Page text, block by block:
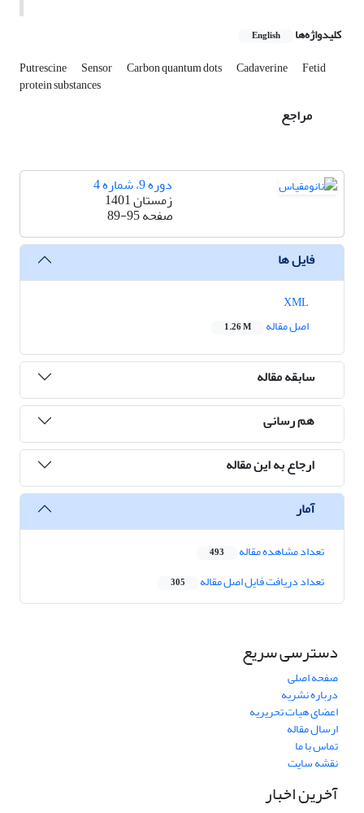
کلیدواژه‌ها English
Putrescine Sensor Carbon quantum dots Cadaverine Fetid
protein substances
مراجع
دوره 9، شماره 4
زمستان 1401
صفحه89-95
فایل ها
اصل مقاله
1.26 M
سابقه مقاله
هم رسانی
ارجاع به این مقاله
آمار
تعداد مشاهده مقاله 493
تعداد دریافت فایل اصل مقاله 305
دسترسی سریع
صفحه اصلی
درباره نشریه
اعضای هیات تحریریه
ارسال مقاله
تماس با ما
نقشه سایت
آخرین اخبار